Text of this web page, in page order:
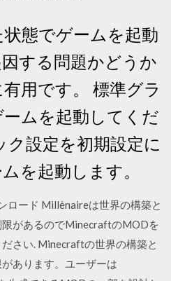
態でゲームを起動
する問題かどうか
用です。 標準グラ
ムを起動してくだ
ク設定を初期設定に
を起動します。
ロード Millènaireは世界の構築と
があるのでMinecraftのMODを
さい. Minecraftの世界の構築と
あります。ユーザーは